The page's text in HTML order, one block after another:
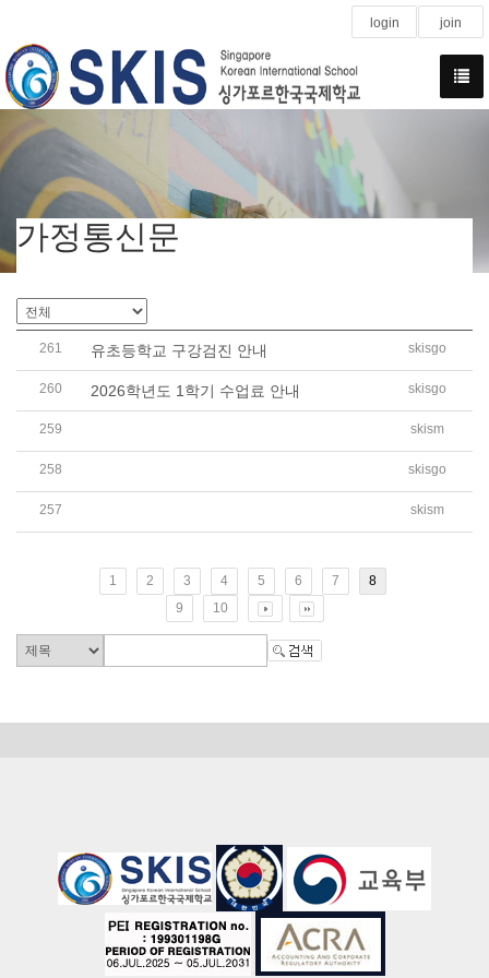
login join
가정통신문
261 유초등학교 구강검진 안내 skisgo
260 2026학년도 1학기 수업료 안내 skisgo
259 2026학년도 G10, G11, G12 선택과목 신청 안내 가정통신
skism
258 2026학년도 SKIS 신입생 및 전편입생 우선 모집 안내
skisgo
257 2025학년도 고등학교 학교생활기록부 및 성적 처리 관련
skism
1 2 3 4 5 6 7
8
9
10